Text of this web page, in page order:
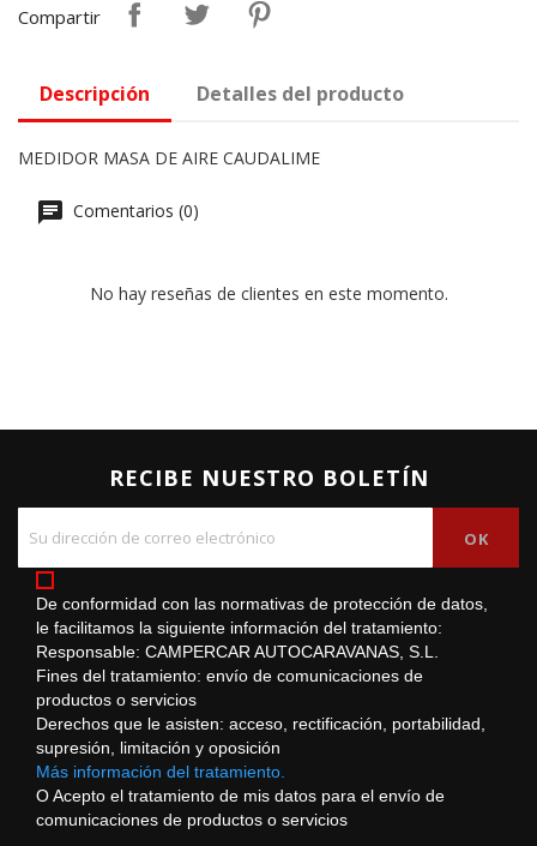
Compartir
Descripción Detalles del producto
MEDIDOR MASA DE AIRE CAUDALIME
Comentarios (0)
No hay reseñas de clientes en este momento.
RECIBE NUESTRO BOLETÍN
De conformidad con las normativas de protección de datos,
le facilitamos la siguiente información del tratamiento:
Responsable: CAMPERCAR AUTOCARAVANAS, S.L.
Fines del tratamiento: envío de comunicaciones de
productos o servicios
Derechos que le asisten: acceso, rectificación, portabilidad,
supresión, limitación y oposición
Más información del tratamiento.
O Acepto el tratamiento de mis datos para el envío de
comunicaciones de productos o servicios